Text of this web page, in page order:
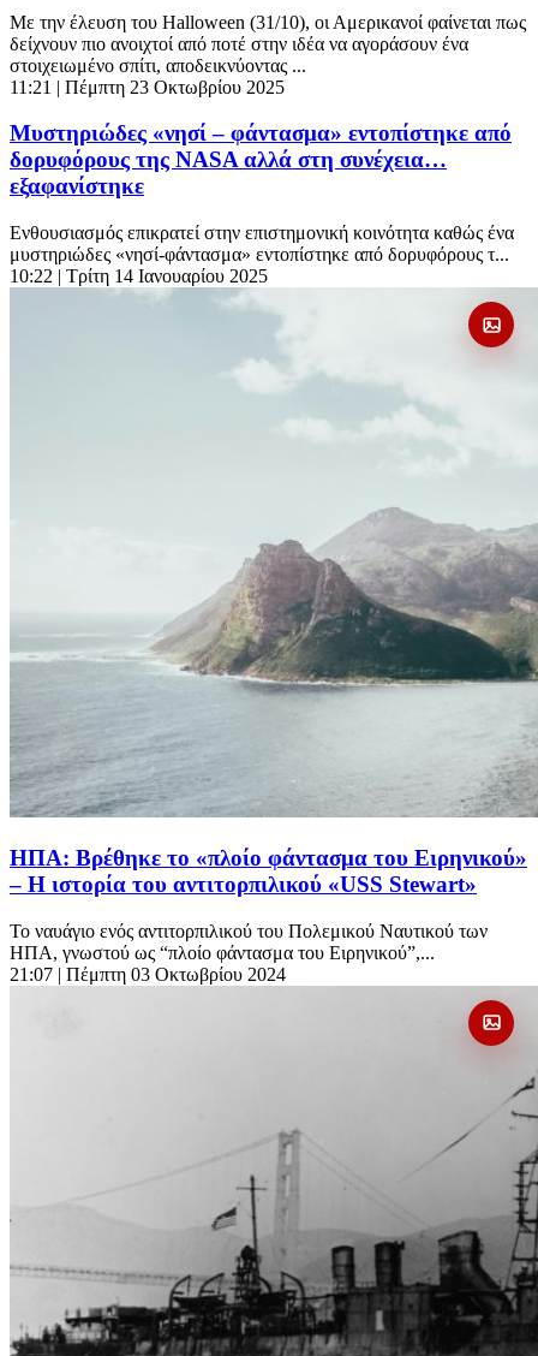
Με την έλευση του Halloween (31/10), οι Αμερικανοί φαίνεται πως
δείχνουν πιο ανοιχτοί από ποτέ στην ιδέα να αγοράσουν ένα
στοιχειωμένο σπίτι, αποδεικνύοντας ...
11:21 | Πέμπτη 23 Οκτωβρίου 2025
Μυστηριώδες «νησί – φάντασμα» εντοπίστηκε από
δορυφόρους της NASA αλλά στη συνέχεια…
εξαφανίστηκε
Ενθουσιασμός επικρατεί στην επιστημονική κοινότητα καθώς ένα
μυστηριώδες «νησί-φάντασμα» εντοπίστηκε από δορυφόρους τ...
10:22 | Τρίτη 14 Ιανουαρίου 2025
ΗΠΑ: Βρέθηκε το «πλοίο φάντασμα του Ειρηνικού»
– Η ιστορία του αντιτορπιλικού «USS Stewart»
Το ναυάγιο ενός αντιτορπιλικού του Πολεμικού Ναυτικού των
ΗΠΑ, γνωστού ως “πλοίο φάντασμα του Ειρηνικού”,...
21:07 | Πέμπτη 03 Οκτωβρίου 2024